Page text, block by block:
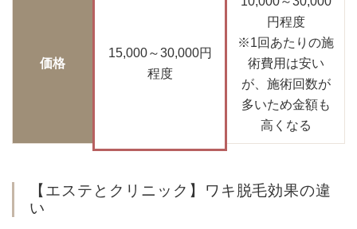
価格
15,000～30,000円
程度
円程度
※1回あたりの施
術費用は安い
が、施術回数が
多いため金額も
高くなる
【エステとクリニック】ワキ脱毛効果の違
い